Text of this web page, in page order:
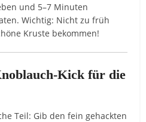
und 5–7 Minuten
Wichtig: Nicht zu früh
Kruste bekommen!
Kick für die
Teil: Gib den fein gehackten